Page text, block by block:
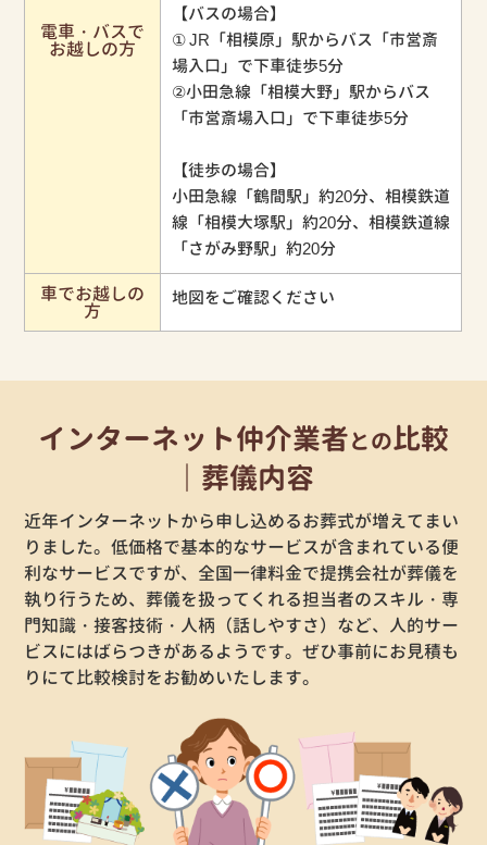
電車・バスで
お越しの方
【バスの場合】
① JR「相模原」駅からバス「市営斎
場入口」で下車徒歩5分
②小田急線「相模大野」駅からバス
「市営斎場入口」で下車徒歩5分
【徒歩の場合】
小田急線「鶴間駅」約20分、相模鉄道
線「相模大塚駅」約20分、相模鉄道線
「さがみ野駅」約20分
車でお越しの
方
地図をご確認ください
インターネット仲介業者との比較
｜葬儀内容
近年インターネットから申し込めるお葬式が増えてまい
りました。低価格で基本的なサービスが含まれている便
利なサービスですが、全国一律料金で提携会社が葬儀を
執り行うため、葬儀を扱ってくれる担当者のスキル・専
門知識・接客技術・人柄（話しやすさ）など、人的サー
ビスにはばらつきがあるようです。ぜひ事前にお見積も
りにて比較検討をお勧めいたします。